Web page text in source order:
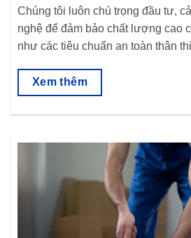
Chúng tôi luôn chú trọng đầu tư,
nghệ để đảm bảo chất lượng cao
như các tiêu chuẩn an toàn thân
Xem thêm